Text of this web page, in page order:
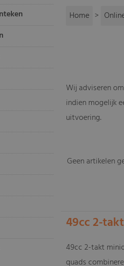
Home >
Wij adviseren
indien mogelijk
uitvoering.
Geen artikelen
49cc 2-
49cc 2-takt
quads